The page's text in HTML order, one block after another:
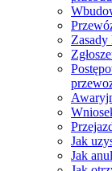
Jak
Jak